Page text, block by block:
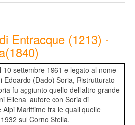
Entracque (1213) -
10 settembre 1961 e legato al nome
Edoardo (Dado) Soria, Ristrutturato
fu aggiunto quello dell'altro grande
Ellena, autore con Soria di
Alpi Marittime tra le quali quelle
sul Corno Stella.